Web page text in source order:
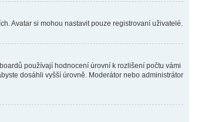
Avatar si mohou nastavit pouze registrovaní uživatelé.
používají hodnocení úrovní k rozlišení počtu vámi
dosáhli vyšší úrovně. Moderátor nebo administrátor